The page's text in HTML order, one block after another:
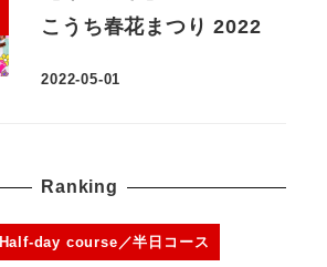
こうち春花まつり 2022
2022-05-01
Ranking
Half-day course／半日コース